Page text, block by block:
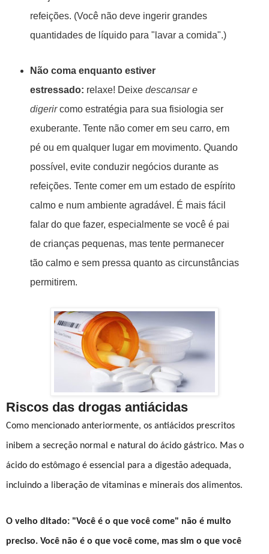
refeições. (Você não deve ingerir grandes
quantidades de líquido para "lavar a comida".)
Não coma enquanto estiver
estressado: relaxe! Deixe descansar e
digerircomo estratégia para sua fisiologia ser
exuberante. Tente não comer em seu carro, em
pé ou em qualquer lugar em movimento. Quando
possível, evite conduzir negócios durante as
refeições. Tente comer em um estado de espírito
calmo e num ambiente agradável. É mais fácil
falar do que fazer, especialmente se você é pai
de crianças pequenas, mas tente permanecer
tão calmo e sem pressa quanto as circunstâncias
permitirem.
Riscos das drogas antiácidas
Como mencionado anteriormente, os antiácidos prescritos
inibem a secreção normal e natural do ácido gástrico. Mas o
ácido do estômago é essencial para a digestão adequada,
incluindo a liberação de vitaminas e minerais dos alimentos.
O velho ditado: "Você é o que você come" não é muito
preciso. Você não é o que você come, mas sim o que você